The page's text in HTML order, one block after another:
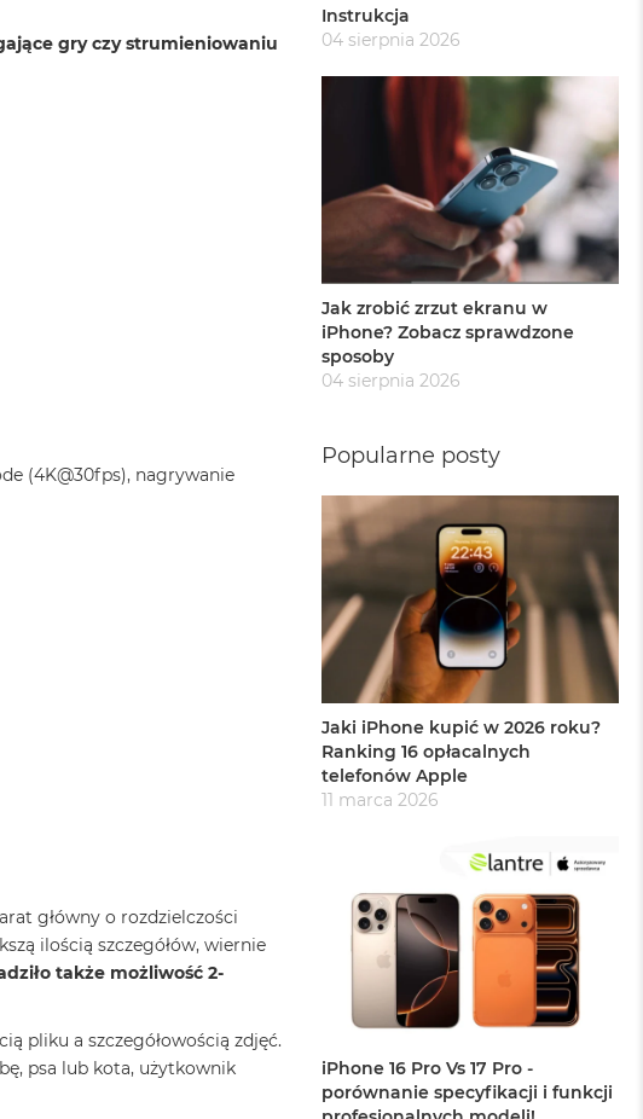
gry czy strumieniowaniu
(4K@30fps), nagrywanie
główny o rozdzielczości
ilością szczegółów, wiernie
także możliwość 2-
pliku a szczegółowością zdjęć.
psa lub kota, użytkownik
Instrukcja
04 sierpnia 2026
Jak zrobić zrzut ekranu w
iPhone? Zobacz sprawdzone
sposoby
04 sierpnia 2026
Popularne posty
Jaki iPhone kupić w 2026 roku?
Ranking 16 opłacalnych
telefonów Apple
11 marca 2026
iPhone 16 Pro Vs 17 Pro -
porównanie specyfikacji i funkcji